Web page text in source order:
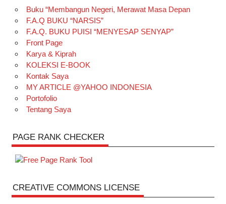
Buku “Membangun Negeri, Merawat Masa Depan
F.A.Q BUKU “NARSIS”
F.A.Q. BUKU PUISI “MENYESAP SENYAP”
Front Page
Karya & Kiprah
KOLEKSI E-BOOK
Kontak Saya
MY ARTICLE @YAHOO INDONESIA
Portofolio
Tentang Saya
PAGE RANK CHECKER
CREATIVE COMMONS LICENSE